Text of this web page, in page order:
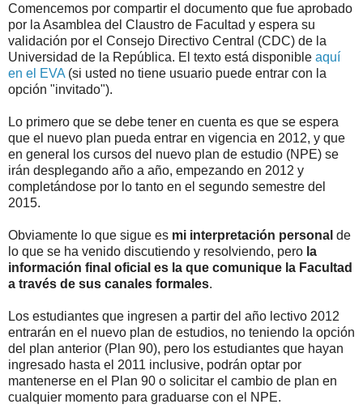
Comencemos por compartir el documento que fue aprobado
por la Asamblea del Claustro de Facultad y espera su
validación por el Consejo Directivo Central (CDC) de la
Universidad de la República. El texto está disponible aquí
en el EVA (si usted no tiene usuario puede entrar con la
opción "invitado").
Lo primero que se debe tener en cuenta es que se espera
que el nuevo plan pueda entrar en vigencia en 2012, y que
en general los cursos del nuevo plan de estudio (NPE) se
irán desplegando año a año, empezando en 2012 y
completándose por lo tanto en el segundo semestre del
2015.
Obviamente lo que sigue es mi interpretación personal de
lo que se ha venido discutiendo y resolviendo, pero la
información final oficial es la que comunique la Facultad
a través de sus canales formales.
Los estudiantes que ingresen a partir del año lectivo 2012
entrarán en el nuevo plan de estudios, no teniendo la opción
del plan anterior (Plan 90), pero los estudiantes que hayan
ingresado hasta el 2011 inclusive, podrán optar por
mantenerse en el Plan 90 o solicitar el cambio de plan en
cualquier momento para graduarse con el NPE.